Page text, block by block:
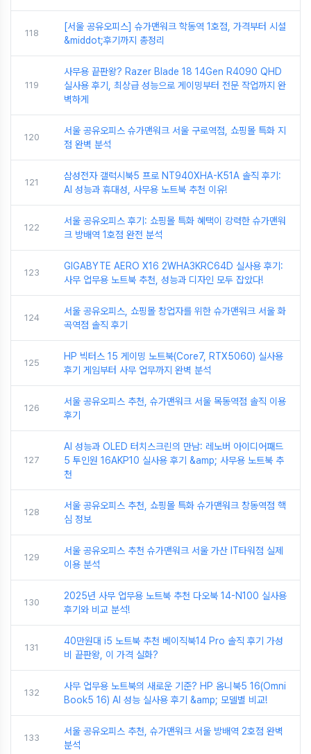
118
[서울 공유오피스] 슈가맨워크 학동역 1호점, 가격부터 시설
&middot;후기까지 총정리
119
사무용 끝판왕? Razer Blade 18 14Gen R4090 QHD
실사용 후기, 최상급 성능으로 게이밍부터 전문 작업까지 완
벽하게
120
서울 공유오피스 슈가맨워크 서울 구로역점, 쇼핑몰 특화 지
점 완벽 분석
121
삼성전자 갤럭시북5 프로 NT940XHA-K51A 솔직 후기:
AI 성능과 휴대성, 사무용 노트북 추천 이유!
122
서울 공유오피스 후기: 쇼핑몰 특화 혜택이 강력한 슈가맨워
크 방배역 1호점 완전 분석
123
GIGABYTE AERO X16 2WHA3KRC64D 실사용 후기:
사무 업무용 노트북 추천, 성능과 디자인 모두 잡았다!
124
서울 공유오피스, 쇼핑몰 창업자를 위한 슈가맨워크 서울 화
곡역점 솔직 후기
125
HP 빅터스 15 게이밍 노트북(Core7, RTX5060) 실사용
후기 게임부터 사무 업무까지 완벽 분석
126
서울 공유오피스 추천, 슈가맨워크 서울 목동역점 솔직 이용
후기
127
AI 성능과 OLED 터치스크린의 만남: 레노버 아이디어패드
5 투인원 16AKP10 실사용 후기 &amp; 사무용 노트북 추
천
128
서울 공유오피스 추천, 쇼핑몰 특화 슈가맨워크 창동역점 핵
심 정보
129
서울 공유오피스 추천 슈가맨워크 서울 가산 IT타워점 실제
이용 분석
130
2025년 사무 업무용 노트북 추천 다오북 14-N100 실사용
후기와 비교 분석!
131
40만원대 i5 노트북 추천 베이직북14 Pro 솔직 후기 가성
비 끝판왕, 이 가격 실화?
132
사무 업무용 노트북의 새로운 기준? HP 옴니북5 16(Omni
Book5 16) AI 성능 실사용 후기 &amp; 모델별 비교!
133
서울 공유오피스 추천, 슈가맨워크 서울 방배역 2호점 완벽
분석